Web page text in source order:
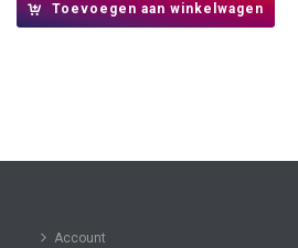
Toevoegen aan winkelwagen
Account